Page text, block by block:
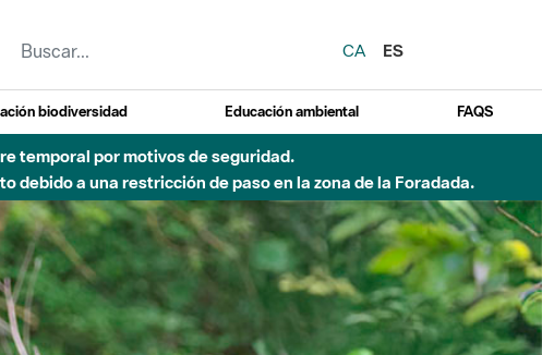
CA
ES
biodiversidad Educación ambiental FAQS
del Besòs por lluvias intensas.